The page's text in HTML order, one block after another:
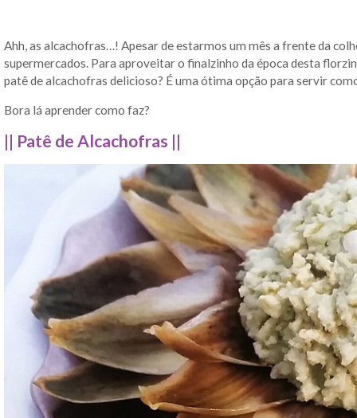
Ahh, as alcachofras…! Apesar de estarmos um mês a frente da
supermercados. Para aproveitar o finalzinho da época desta
patê de alcachofras delicioso? É uma ótima opção para servir
Bora lá aprender como faz?
|| Patê de Alcachofras ||